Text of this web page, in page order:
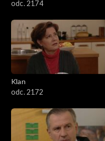
odc. 2174
Klan
odc. 2172